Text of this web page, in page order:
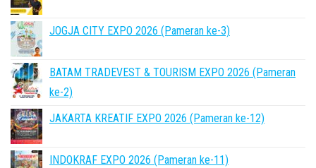
JOGJA CITY EXPO 2026 (Pameran ke-3)
BATAM TRADEVEST & TOURISM EXPO 2026 (Pameran
ke-2)
JAKARTA KREATIF EXPO 2026 (Pameran ke-12)
INDOKRAF EXPO 2026 (Pameran ke-11)